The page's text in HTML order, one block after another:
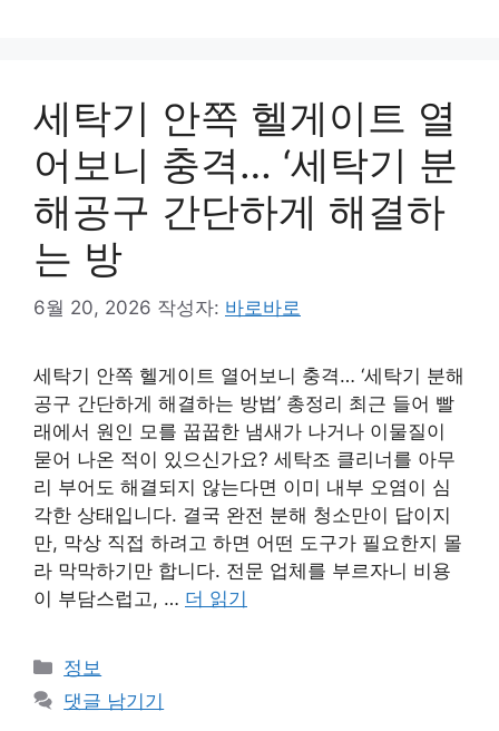
세탁기 안쪽 헬게이트 열
어보니 충격… ‘세탁기 분
해공구 간단하게 해결하
는 방
6월 20, 2026 작성자: 바로바로
세탁기 안쪽 헬게이트 열어보니 충격… ‘세탁기 분해
공구 간단하게 해결하는 방법’ 총정리 최근 들어 빨
래에서 원인 모를 꿉꿉한 냄새가 나거나 이물질이
묻어 나온 적이 있으신가요? 세탁조 클리너를 아무
리 부어도 해결되지 않는다면 이미 내부 오염이 심
각한 상태입니다. 결국 완전 분해 청소만이 답이지
만, 막상 직접 하려고 하면 어떤 도구가 필요한지 몰
라 막막하기만 합니다. 전문 업체를 부르자니 비용
이 부담스럽고, … 더 읽기
카
테
고
정보
댓글 남기기